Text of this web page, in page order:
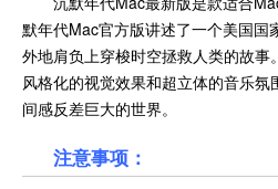
默年代Mac官方版讲述了一个美国国
外地肩负上穿梭时空拯救人类的故事
风格化的视觉效果和超立体的音乐
间感反差巨大的世界。
注意事项：